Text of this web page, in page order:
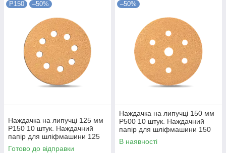
P150 –50%
Наждачка на липучці 125 мм
P150 10 штук. Наждачний
папір для шліфмашини 125
мм P150 10 штук
Готово до відправки
–50%
Наждачка на липучці 150 мм
P500 10 штук. Наждачний
папір для шліфмашини 150
мм P500 10 шт.
В наявності